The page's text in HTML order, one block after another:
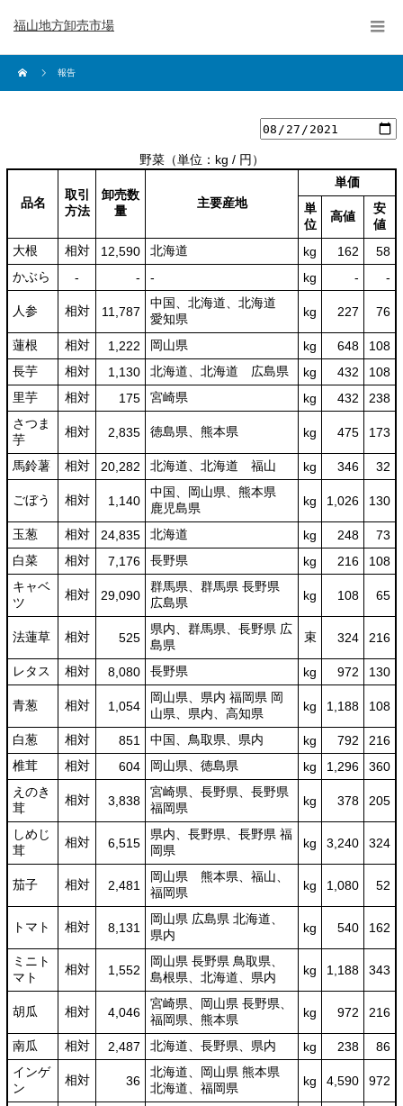
福山地方卸売市場
報告
野菜（単位：kg / 円）
品名
取引
方法
卸売数
量
主要産地
単価
単
位
高値
安
値
大根
相対 12,590 北海道 kg 162
58
かぶら
- - - kg - -
人参 相対 11,787
中国、北海道、北海道
愛知県
kg 227 76
蓮根 相対 1,222 岡山県 kg 648
108
長芋
相対 1,130 北海道、北海道 広島県 kg 432
108
里芋
相対 175 宮崎県 kg 432
238
さつま
芋
相対 2,835 徳島県、熊本県 kg 475 173
馬鈴薯 相対 20,282 北海道、北海道 福山 kg 346 32
ごぼう 相対 1,140
中国、岡山県、熊本県
鹿児島県
kg 1,026 130
玉葱 相対 24,835 北海道 kg 248
73
白菜
相対 7,176 長野県 kg 216
108
キャベ
ツ
相対 29,090
群馬県、群馬県 長野県
広島県
kg 108 65
法蓮草 相対 525
県内、群馬県、長野県 広
島県
束 324 216
レタス 相対 8,080 長野県 kg 972 130
青葱 相対 1,054
岡山県、県内 福岡県 岡
山県、県内、高知県
kg 1,188 108
白葱 相対 851 中国、鳥取県、県内 kg 792
216
椎茸
相対 604 岡山県、徳島県 kg 1,296
360
えのき
茸
相対 3,838
宮崎県、長野県、長野県
福岡県
kg 378 205
しめじ
茸
相対 6,515
県内、長野県、長野県 福
岡県
kg 3,240 324
茄子 相対 2,481
岡山県 熊本県、福山、
福岡県
kg 1,080 52
トマト 相対 8,131
岡山県 広島県 北海道、
県内
kg 540 162
ミニト
マト
相対 1,552
岡山県 長野県 鳥取県、
島根県、北海道、県内
kg 1,188 343
胡瓜 相対 4,046
宮崎県、岡山県 長野県、
福岡県、熊本県
kg 972 216
南瓜 相対 2,487 北海道、長野県、県内 kg 238
86
インゲ
ン
相対 36
北海道、岡山県 熊本県
北海道、福岡県
kg 4,590 972